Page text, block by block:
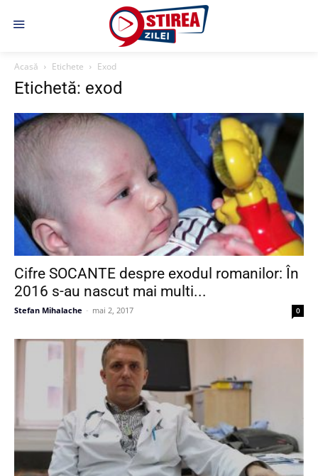
Acasă Etichete Exod
Etichetă: exod
Cifre SOCANTE despre exodul romanilor: În
2016 s-au nascut mai multi...
Stefan Mihalache - mai 2, 2017 0